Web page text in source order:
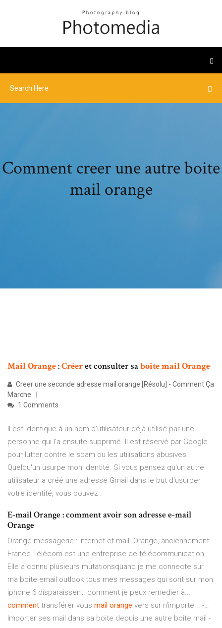
Comment creer une autre boite
mail orange
MailOrange:Créeret consulter saboitemailOrange
Creer une seconde adresse mail orange [Résolu] - Comment Ça
Marche
1 Comments
Il est identique à un nom d'utilisateur déjà utilisé par une
personne qui l'a ensuite supprimé. Il est réservé par Google
pour lutter contre le spam ou les utilisations abusives.
Quelqu'un usurpe mon identité. Si vous pensez qu'un autre
utilisateur a créé une adresse Gmail dans le but d'usurper
votre identité, vous pouvez :
E-mail Orange : comment avoir son adresse e-mail
Orange
Orange messagerie : internet et mail. Orange, anciennement
France Télécom est une entreprise de télécommunication.
Elle a connu plusieurs mutationsquand je me connecte sur
ma boite email outlook tous mes messages qui sont sur mon
iphone 6 disparaissent. comment je peux remedier à...
comment transférer vous mail orange vers sur n'importe... -…
Importer ses mail dans sa boite depuis une autre boite mail -